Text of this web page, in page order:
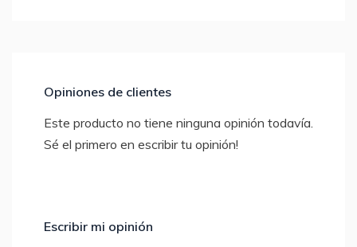
Opiniones de clientes
Este producto no tiene ninguna opinión todavía.
Sé el primero en escribir tu opinión!
Escribir mi opinión